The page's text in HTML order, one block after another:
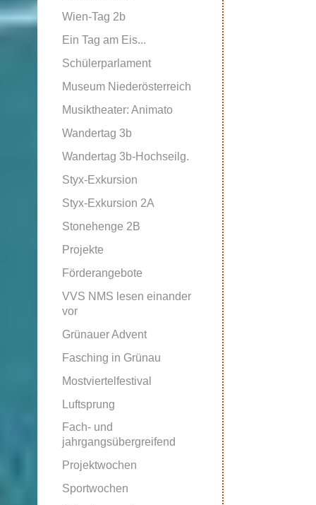
Wien-Tag 2b
Ein Tag am Eis...
Schülerparlament
Museum Niederösterreich
Musiktheater: Animato
Wandertag 3b
Wandertag 3b-Hochseilg.
Styx-Exkursion
Styx-Exkursion 2A
Stonehenge 2B
Projekte
Förderangebote
VVS NMS lesen einander
vor
Grünauer Advent
Fasching in Grünau
Mostviertelfestival
Luftsprung
Fach- und
jahrgangsübergreifend
Projektwochen
Sportwochen